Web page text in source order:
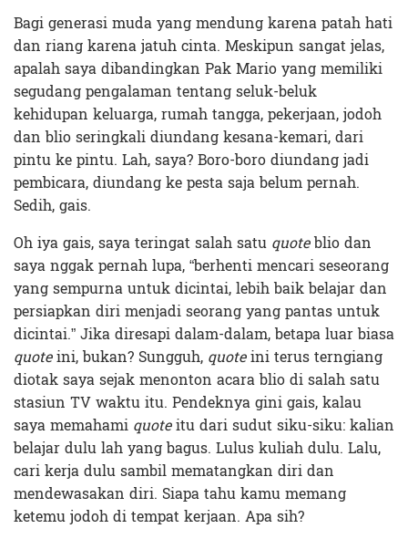
Bagi generasi muda yang mendung karena patah hati
dan riang karena jatuh cinta. Meskipun sangat jelas,
apalah saya dibandingkan Pak Mario yang memiliki
segudang pengalaman tentang seluk-beluk
kehidupan keluarga, rumah tangga, pekerjaan, jodoh
dan blio seringkali diundang kesana-kemari, dari
pintu ke pintu. Lah, saya? Boro-boro diundang jadi
pembicara, diundang ke pesta saja belum pernah.
Sedih, gais.
Oh iya gais, saya teringat salah satu quoteblio dan
saya nggak pernah lupa, “berhenti mencari seseorang
yang sempurna untuk dicintai, lebih baik belajar dan
persiapkan diri menjadi seorang yang pantas untuk
dicintai.” Jika diresapi dalam-dalam, betapa luar biasa
quoteini, bukan? Sungguh, quoteini terus terngiang
diotak saya sejak menonton acara blio di salah satu
stasiun TV waktu itu. Pendeknya gini gais, kalau
saya memahami quoteitu dari sudut siku-siku: kalian
belajar dulu lah yang bagus. Lulus kuliah dulu. Lalu,
cari kerja dulu sambil mematangkan diri dan
mendewasakan diri. Siapa tahu kamu memang
ketemu jodoh di tempat kerjaan. Apa sih?